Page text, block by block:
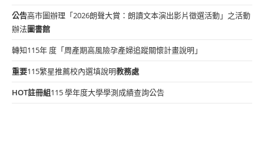
公告高市圖辦理「2026朗聲大賞：朗讀文本演出影片徵選活動」之活動
辦法圖書館
轉知115年 度「周產期高風險孕產婦追蹤關懷計畫說明」
重要115繁星推薦校內選填說明教務處
HOT註冊組115 學年度大學學測成績查詢公告